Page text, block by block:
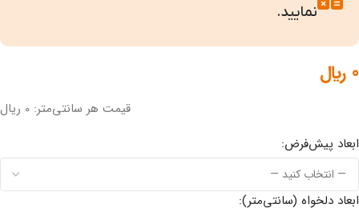
نمایید.
0 ﷼
قیمت هر سانتی‌متر: 0 ریال
ابعاد پیش‌فرض:
ابعاد دلخواه (سانتی‌متر):